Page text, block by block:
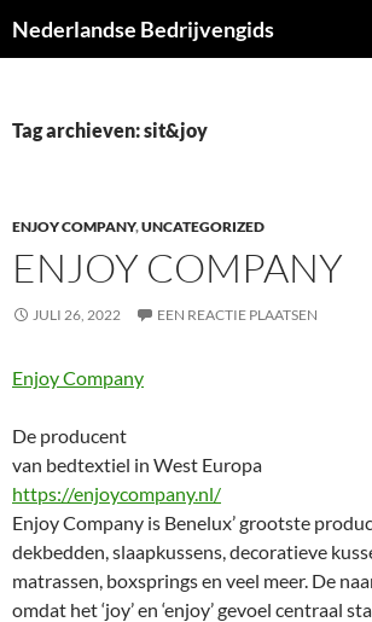
naar
Nederlandse Bedrijvengids
Tag archieven: sit&joy
ENJOY COMPANY,UNCATEGORIZED
ENJOY COMPANY
JULI 26, 2022 EEN REACTIE PLAATSEN
Enjoy Company
De producent
van bedtextiel in West Europa
https://enjoycompany.nl/
Enjoy Company is Benelux’ grootste
dekbedden, slaapkussens, decoratieve
matrassen, boxsprings en veel meer. De
omdat het ‘joy’ en ‘enjoy’ gevoel centraal